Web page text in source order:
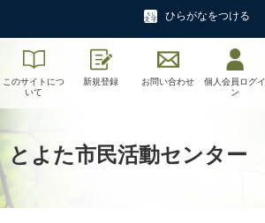
ひらがなをつける
このサイトにつ
いて
新規登録 お問い合わせ
個人会員ログイ
ン
とよた市民活動センター